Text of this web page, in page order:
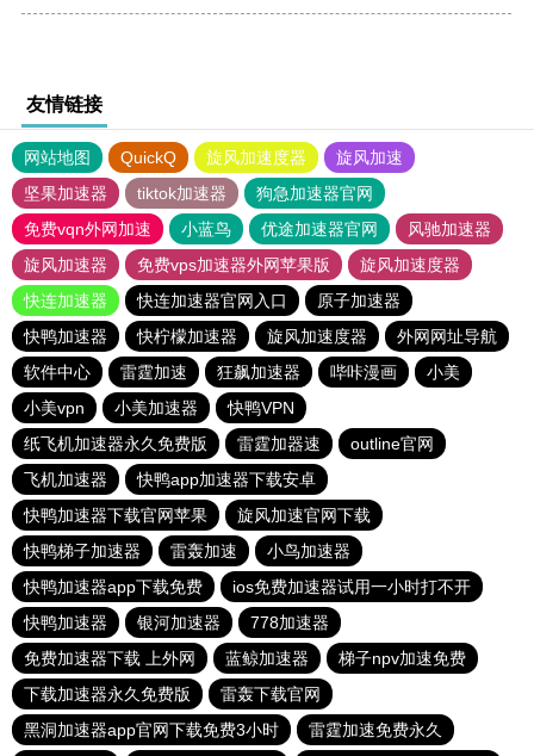
友情链接
网站地图 QuickQ 旋风加速度器
旋风加速
坚果加速器
tiktok加速器
狗急加速器官网
免费vqn外网加速
小蓝鸟 优途加速器官网
风驰加速器
旋风加速器
免费vps加速器外网苹果版
旋风加速度器
快连加速器
快连加速器官网入口
原子加速器
快鸭加速器
快柠檬加速器 旋风加速度器
外网网址导航
软件中心
雷霆加速 狂飙加速器 哔咔漫画
小美
小美vpn
小美加速器
快鸭VPN
纸飞机加速器永久免费版
雷霆加器速
outline官网
飞机加速器
快鸭app加速器下载安卓
快鸭加速器下载官网苹果
旋风加速官网下载
快鸭梯子加速器
雷轰加速
小鸟加速器
快鸭加速器app下载免费
ios免费加速器试用一小时打不开
快鸭加速器
银河加速器
778加速器
免费加速器下载 上外网
蓝鲸加速器
梯子npv加速免费
下载加速器永久免费版
雷轰下载官网
黑洞加速器app官网下载免费3小时
雷霆加速免费永久